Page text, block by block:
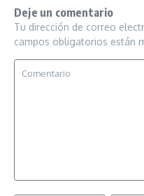
Deje un comentario
Tu dirección de correo
campos obligatorios están